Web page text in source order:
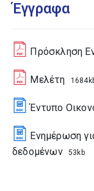
Έγγραφα
Πρόσκληση
Μελέτη
Έντυπο
Ενημέρωση
δεδομένων
53kb